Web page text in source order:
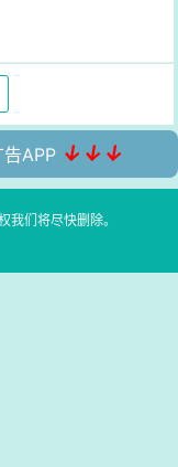
APP ↓↓↓
我们将尽快删除。